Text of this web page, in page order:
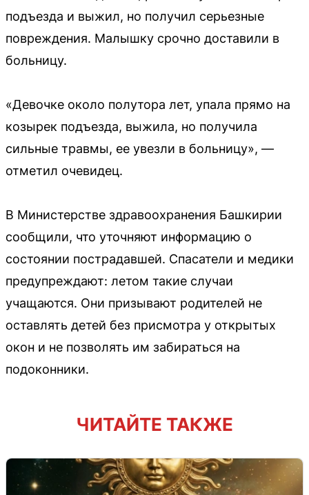
подъезда и выжил, но получил серьезные
повреждения. Малышку срочно доставили в
больницу.
«Девочке около полутора лет, упала прямо на
козырек подъезда, выжила, но получила
сильные травмы, ее увезли в больницу», —
отметил очевидец.
В Министерстве здравоохранения Башкирии
сообщили, что уточняют информацию о
состоянии пострадавшей. Спасатели и медики
предупреждают: летом такие случаи
учащаются. Они призывают родителей не
оставлять детей без присмотра у открытых
окон и не позволять им забираться на
подоконники.
ЧИТАЙТЕ ТАКЖЕ